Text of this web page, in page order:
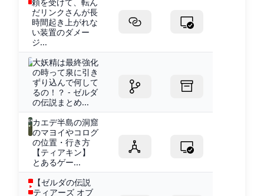
だリンクさんが長
時間起き上がれな
い装置のダメー
ジ...
大妖精は最終強化
の時って泉に引き
ずり込んで何して
るの！？ - ゼルダ
の伝説まとめ...
カエデ半島の洞窟
のマヨイやコログ
の位置・行き方
【ティアキン】
とあるゲー...
【ゼルダの伝説
ティアーズ オブ